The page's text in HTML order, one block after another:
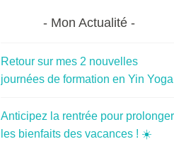
Mon Actualité
Retour sur mes 2 nouvelles
journées de formation en Yin Yoga
Anticipez la rentrée pour prolonger
les bienfaits des vacances ! ☀️